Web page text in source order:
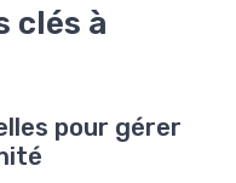
clés à
pour gérer